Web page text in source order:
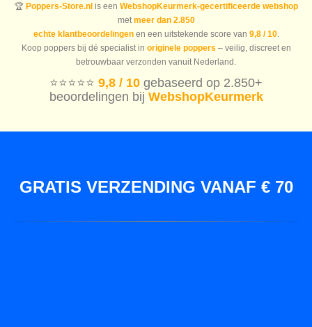
🏆 Poppers-Store.nlis een WebshopKeurmerk-gecertificeerde webshop
met meer dan 2.850
echte klantbeoordelingenen een uitstekende score van 9,8 / 10.
Koop poppers bij dé specialist in originele poppers – veilig, discreet en
betrouwbaar verzonden vanuit Nederland.
⭐️⭐️⭐️⭐️⭐️ 9,8 / 10 gebaseerd op 2.850+
beoordelingen bij WebshopKeurmerk
GRATIS VERZENDING VANAF € 70